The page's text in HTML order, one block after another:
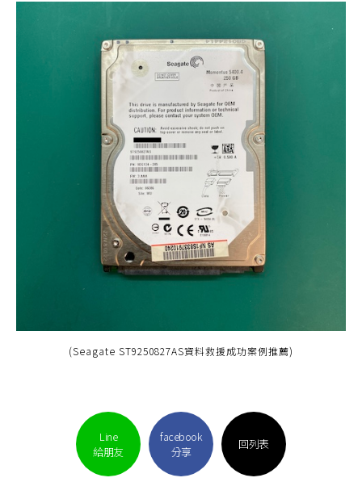
(Seagate ST9250827AS資料救援成功案例推薦)
Line
給朋友
facebook
分享
回列表